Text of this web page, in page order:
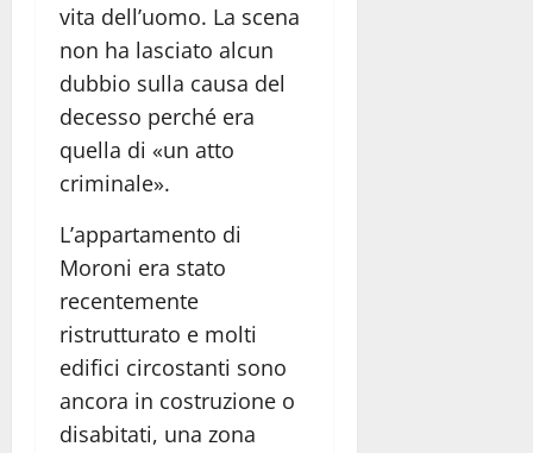
vita dell’uomo. La scena
non ha lasciato alcun
dubbio sulla causa del
decesso perché era
quella di «un atto
criminale».
L’appartamento di
Moroni era stato
recentemente
ristrutturato e molti
edifici circostanti sono
ancora in costruzione o
disabitati, una zona